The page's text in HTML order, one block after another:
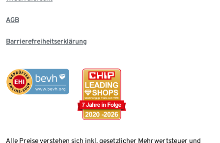
AGB
Barrierefreiheitserklärung
Alle Preise verstehen sich inkl. gesetzlicher Mehrwertsteuer und